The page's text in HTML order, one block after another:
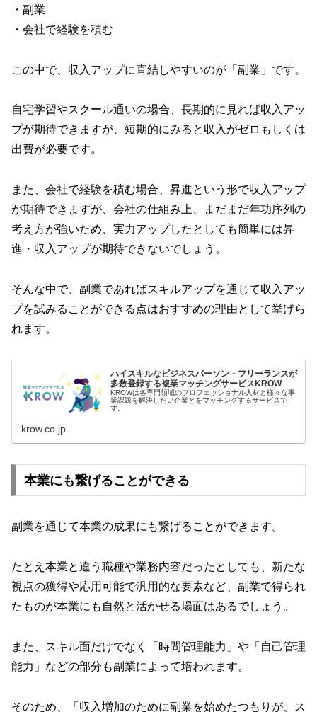
・副業
・会社で経験を積む
この中で、収入アップに直結しやすいのが「副業」です。
自宅学習やスクール通いの場合、長期的に見れば収入アッ
プが期待できますが、短期的にみると収入がゼロもしくは
出費が必要です。
また、会社で経験を積む場合、昇進という形で収入アップ
が期待できますが、会社の仕組み上、まだまだ年功序列の
考え方が強いため、実力アップしたとしても簡単には昇
進・収入アップが期待できないでしょう。
そんな中で、副業であればスキルアップを通じて収入アッ
プを試みることができる点はおすすめの理由として挙げら
れます。
ハイスキルなビジネスパーソン・フリーランスが
多数登録する複業マッチングサービスKROW
KROWは各専門領域のプロフェッショナル人材と様々な事
業課題を解決したい企業とをマッチングするサービスで
す。
krow.co.jp
本業にも繋げることができる
副業を通じて本業の成果にも繋げることができます。
たとえ本業と違う職種や業務内容だったとしても、新たな
視点の獲得や応用可能で汎用的な要素など、副業で得られ
たものが本業にも自然と活かせる場面はあるでしょう。
また、スキル面だけでなく「時間管理能力」や「自己管理
能力」などの部分も副業によって培われます。
そのため、「収入増加のために副業を始めたつもりが、ス